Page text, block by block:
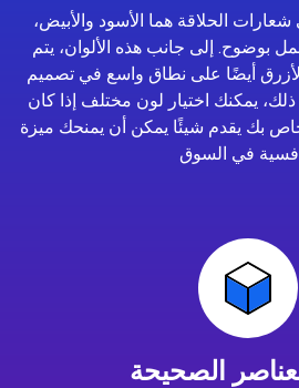
شعارات الحلاقة هما الأسود والأبيض،
بوضوح. إلى جانب هذه الألوان، يتم
أيضًا على نطاق واسع في تصميم
يمكنك اختيار لون مختلف إذا كان
بك يقدم شيئًا يمكن أن يمنحك ميزة
الصحيحة